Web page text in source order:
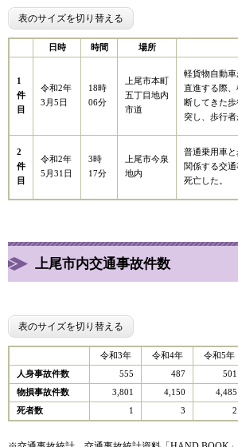
表のサイズを切り替える
日時 時間 場所
1
件
目
令和2年
3月5日
18時
06分
上尾市本町
五丁目地内
市道
軽貨物自動
直進する際
断してきた
突し、歩行者
2
件
目
令和2年
5月31日
3時
17分
上尾市今泉
地内
普通乗用車
関係する交
死亡した。
上尾市内交通事故件数
表のサイズを切り替える
令和3年 令和4年 令和5年
人身事故件数 555 487 501
物損事故件数 3,801 4,150 4,485
死者数 1 3 2